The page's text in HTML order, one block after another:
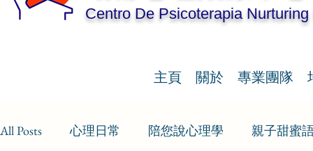
Centro De Psicoterapia Nurturing
主頁 關於 專業團隊
All Posts 心理日常 陪您說心理學 親子甜蜜